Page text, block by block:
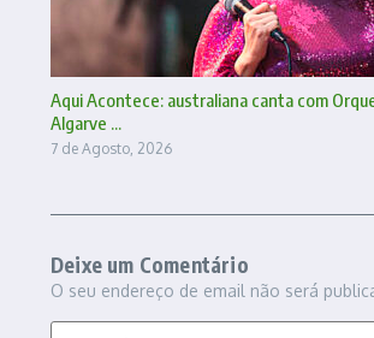
Aqui Acontece: australiana canta com
Algarve ...
7 de Agosto, 2026
Deixe um Comentário
O seu endereço de email não será